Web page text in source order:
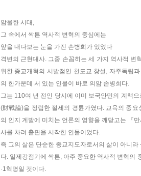
암울한 시대,
그 속에서 싹튼 역사적 변혁의 중심에는
앞을 내다보는 눈을 가진 손병희가 있었다
격변의 근현대사. 그중 손꼽히는 세 가지 역사적 변
위한 종교개혁의 시발점인 천도교 창설, 자주독립
의 한가운데 서 있는 인물이 바로 의암 손병희다.
그는 110여 년 전인 당시에 이미 보국안민의 계책
(財戰論)을 정립한 절세의 경륜가였다. 교육의 중
의 인지 계발에 미치는 언론의 영향을 깨닫고는 『
사를 차려 출판을 시작한 인물이었다.
즉 그의 삶은 단순한 종교지도자로서의 삶이 아니
다. 일제강점기에 싹튼, 아주 중요한 역사적 변혁의
·1혁명일 것이다.